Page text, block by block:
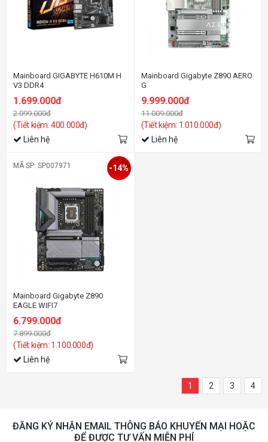
Mainboard GIGABYTE H610M H
V3 DDR4
1.699.000đ
2.099.000đ
(Tiết kiệm: 400.000đ)
Liên hệ
Mainboard Gigabyte Z890 AERO
G
9.999.000đ
11.009.000đ
(Tiết kiệm: 1.010.000đ)
Liên hệ
MÃ SP: SP007971
Mainboard Gigabyte Z890
EAGLE WIFI7
6.799.000đ
7.899.000đ
(Tiết kiệm: 1.100.000đ)
-14%
Liên hệ
1 2 3 4
ĐĂNG KÝ NHẬN EMAIL THÔNG BÁO KHUYẾN MẠI HOẶC
ĐỂ ĐƯỢC TƯ VẤN MIỄN PHÍ